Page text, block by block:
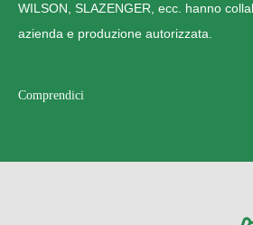
WILSON, SLAZENGER, ecc. hanno
azienda e produzione autorizzata.
Comprendici